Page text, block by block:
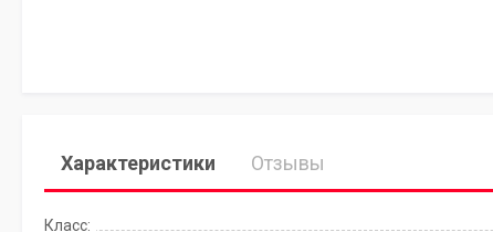
Характеристики Отзывы
Класс: